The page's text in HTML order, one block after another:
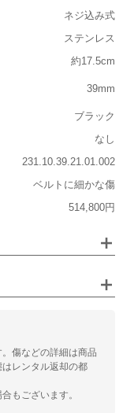
ネジ込み式
ステンレス
約17.5cm
39mm
ブラック
なし
231.10.39.21.01.002
ベルトに細かな傷
514,800円
大きい
ビジネス
傷などの詳細は商品
レンタル返却の都
もございます。